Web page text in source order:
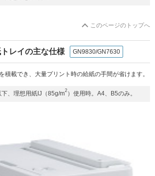
このページのトップへ
レイの主な仕様 GN9830/GN7630
積載でき、大量プリント時の給紙の手間が省けます。
、理想用紙IJ（85g/m2 ）使用時。A4、B5のみ。